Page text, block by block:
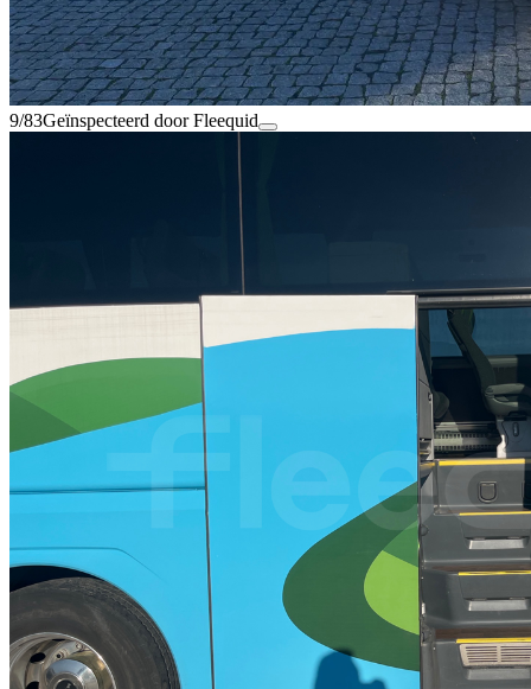
9/83Geïnspecteerd door Fleequid